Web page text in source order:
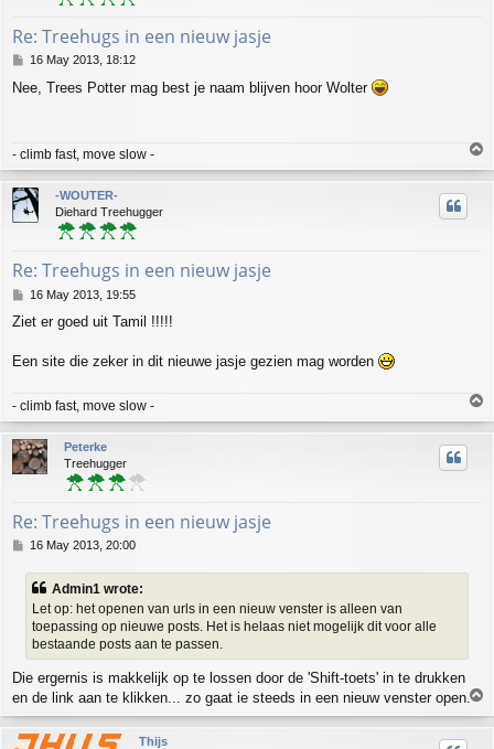
Re: Treehugs in een nieuw jasje
P
s
16 May 2013, 18:12
Nee, Trees Potter mag best je naam blijven hoor Wolter
- climb fast, move slow -
o
p
-WOUTER-
Diehard Treehugger
Re: Treehugs in een nieuw jasje
P
s
16 May 2013, 19:55
Ziet er goed uit Tamil !!!!!
Een site die zeker in dit nieuwe jasje gezien mag worden
- climb fast, move slow -
p
Peterke
Treehugger
Re: Treehugs in een nieuw jasje
P
s
16 May 2013, 20:00
Admin1 wrote:
Let op: het openen van urls in een nieuw venster is alleen van
toepassing op nieuwe posts. Het is helaas niet mogelijk dit voor alle
bestaande posts aan te passen.
Die ergernis is makkelijk op te lossen door de 'Shift-toets' in te drukken
en de link aan te klikken... zo gaat ie steeds in een nieuw venster open.
p
Thijs